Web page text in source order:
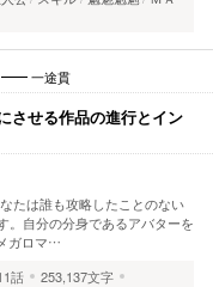
一途貫
させる作品の進行とイン
たは誰も攻略したことのない
。自分の分身であるアバターを
ガロマ…
話
253,137文字